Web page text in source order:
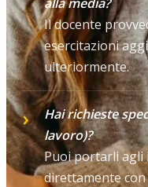
Il docente
esercitazioni
ulteriormente.
Hai richieste
lavoro)?
Puoi portarli
direttamente con